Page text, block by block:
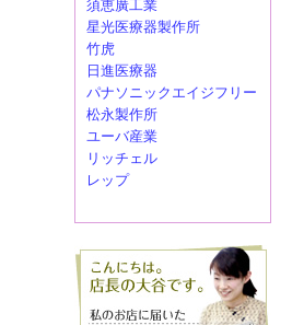
須恵廣工業
星光医療器製作所
竹虎
日進医療器
パナソニックエイジフリー
松永製作所
ユーバ産業
リッチェル
レップ